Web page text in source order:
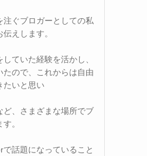
注ぐブロガーとしての私
えします。
ていた経験を活かし、
たので、これからは自由
たいと思い
ど、さまざまな場所でブ
。
で話題になっていること